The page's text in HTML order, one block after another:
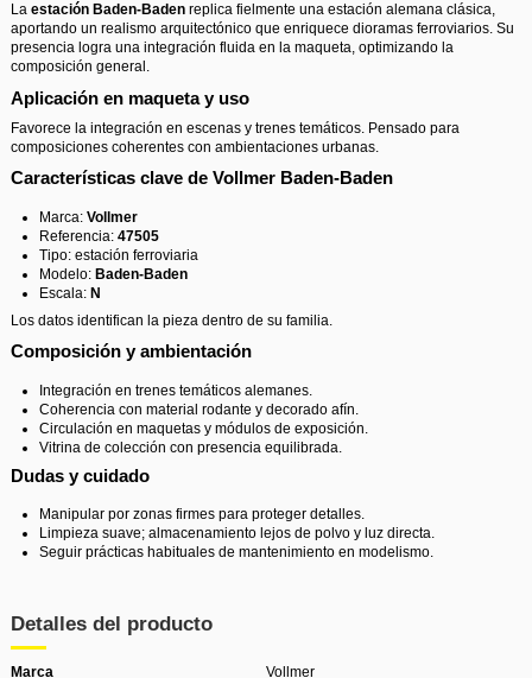
La estación Baden-Baden replica fielmente una estación alemana clásica,
aportando un realismo arquitectónico que enriquece dioramas ferroviarios. Su
presencia logra una integración fluida en la maqueta, optimizando la
composición general.
Aplicación en maqueta y uso
Favorece la integración en escenas y trenes temáticos. Pensado para
composiciones coherentes con ambientaciones urbanas.
Características clave de Vollmer Baden-Baden
Marca: Vollmer
Referencia: 47505
Tipo: estación ferroviaria
Modelo: Baden-Baden
Escala: N
Los datos identifican la pieza dentro de su familia.
Composición y ambientación
Integración en trenes temáticos alemanes.
Coherencia con material rodante y decorado afín.
Circulación en maquetas y módulos de exposición.
Vitrina de colección con presencia equilibrada.
Dudas y cuidado
Manipular por zonas firmes para proteger detalles.
Limpieza suave; almacenamiento lejos de polvo y luz directa.
Seguir prácticas habituales de mantenimiento en modelismo.
Detalles del producto
Marca Vollmer